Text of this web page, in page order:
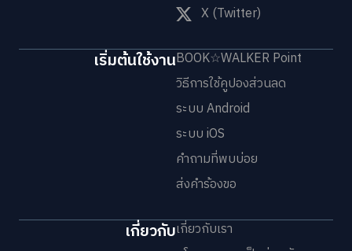
X (Twitter)
เริ่มต้นใช้งานBOOK☆WALKER Point
วิธีการใช้คูปองส่วนลด
ระบบ Android
ระบบ iOS
คำถามที่พบบ่อย
ส่งคำร้องขอ
เกี่ยวกับเกี่ยวกับเรา